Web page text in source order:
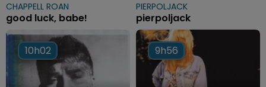
CHAPPELL ROAN
good luck, babe!
PIERPOLJACK
pierpoljack
10h02
10h02 9h56
9h56